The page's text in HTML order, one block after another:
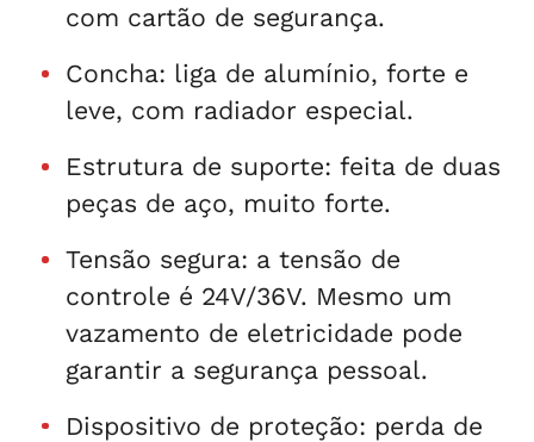
com cartão de segurança.
Concha: liga de alumínio, forte e
leve, com radiador especial.
Estrutura de suporte: feita de duas
peças de aço, muito forte.
Tensão segura: a tensão de
controle é 24V/36V. Mesmo um
vazamento de eletricidade pode
garantir a segurança pessoal.
Dispositivo de proteção: perda de